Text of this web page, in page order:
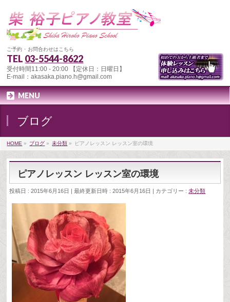
ご予約 ･ お問合わせはこちら
TEL 03-5544-8622
受付時間11:00 - 20:00 【定休日：日曜日】
E-mail：akasaka.piano.h@gmail.com
MENU
ブログ
HOME » ブログ » 未分類 » ピアノレッスン レッスン室の環境
ピアノレッスン レッスン室の環境
投稿日 : 2015年6月16日 最終更新日時 : 2015年6月16日 カテゴリー :未分類